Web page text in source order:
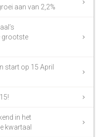
aan van 2,2%
grootste
start op 15 April
in het
kwartaal